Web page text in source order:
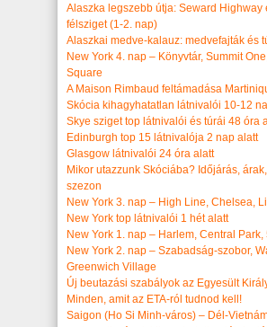
Alaszka legszebb útja: Seward Highway
félsziget (1-2. nap)
Alaszkai medve-kalauz: medvefajták és
New York 4. nap – Könyvtár, Summit
Square
A Maison Rimbaud feltámadása
Skócia kihagyhatatlan látnivalói 10-12
Skye sziget top látnivalói és túrái 48 óra
Edinburgh top 15 látnivalója 2 nap alatt
Glasgow látnivalói 24 óra alatt
Mikor utazzunk Skóciába? Időjárás, árak,
szezon
New York 3. nap – High Line, Chelsea,
New York top látnivalói 1 hét alatt
New York 1. nap – Harlem, Central Park,
New York 2. nap – Szabadság-szobor,
Greenwich Village
Új beutazási szabályok az Egyesült
Minden, amit az ETA-ról tudnod kell!
Saigon (Ho Si Minh-város) – Dél-